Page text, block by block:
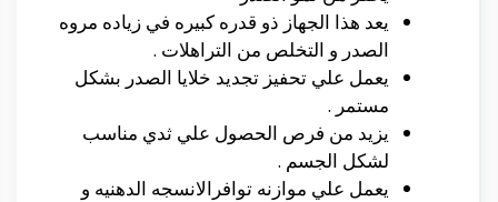
يعد هذا الجهاز ذو قدره كبيره في زياده مروه
الصدر و التخلص من التراهلات .
يعمل علي تحفيز تجديد خلايا الصدر بشكل
مستمر .
يزيد من فرص الحصول علي ثدي مناسب
لشكل الجسم .
يعمل علي موازنه توافرالانسجه الدهنيه و